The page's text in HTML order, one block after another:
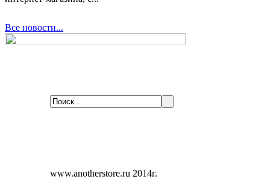
Все новости...
www.anotherstore.ru 2014г.